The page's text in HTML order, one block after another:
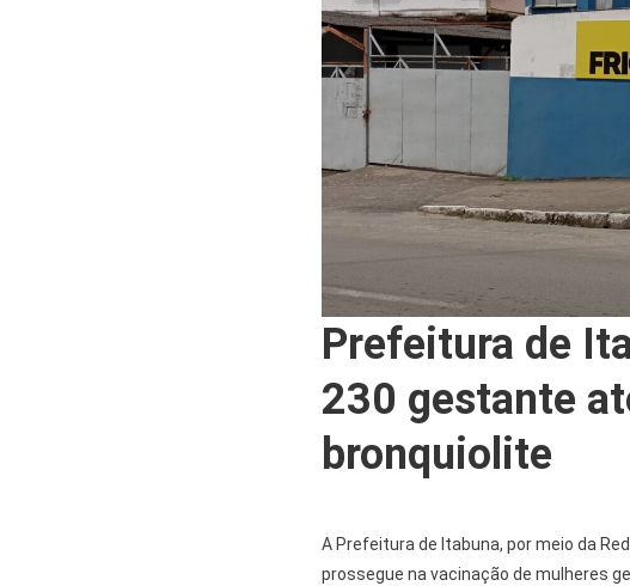
Prefeitura de
230 gestante
bronquiolite
A Prefeitura de Itabuna, por meio da
prossegue na vacinação de mulheres